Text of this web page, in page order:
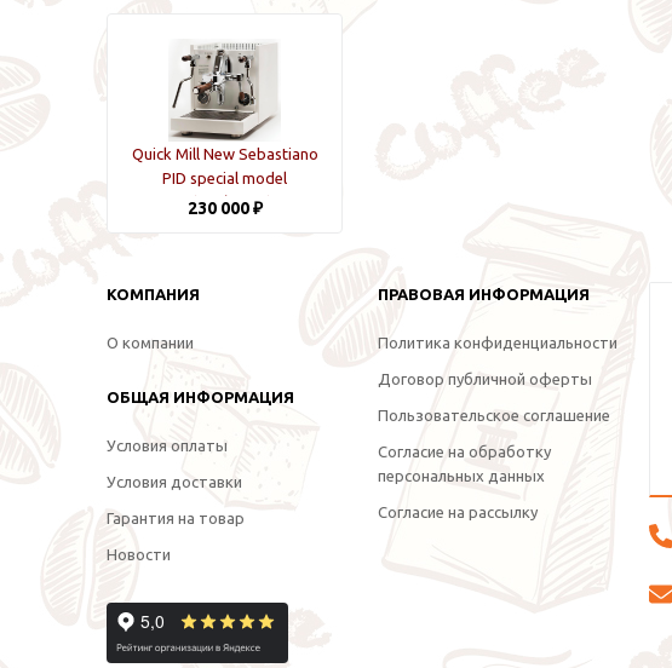
Quick Mill New Sebastiano
PID special model
White/Wood
230 000 ₽
КОМПАНИЯ
О компании
ОБЩАЯ ИНФОРМАЦИЯ
Условия оплаты
Условия доставки
Гарантия на товар
Новости
ПРАВОВАЯ ИНФОРМАЦИЯ
Политика конфиденциальности
Договор публичной оферты
Пользовательское соглашение
Согласие на обработку
персональных данных
Согласие на рассылку